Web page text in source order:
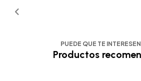
PUEDE QUE TE
Productos